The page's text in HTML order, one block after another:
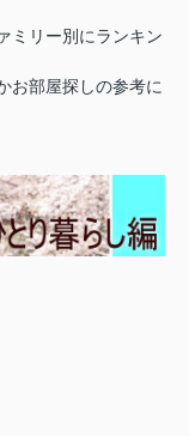
ミリー別にランキン
お部屋探しの参考に